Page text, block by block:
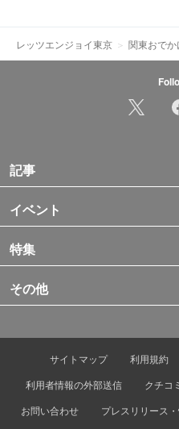
レッツエンジョイ東京 関東おでか
記事
イベント
特集
その他
サイトマップ 利用規約
利用者情報の外部送信
クチコ
お問い合わせ
プレスリリース